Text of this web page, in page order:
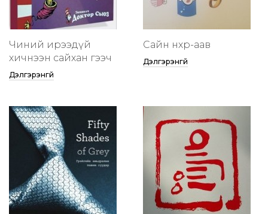
Чиний ирээдүй
хичнээн сайхан гээч
Дэлгэрэнгүй
Сайн нөхөр-аав
Дэлгэрэнгүй